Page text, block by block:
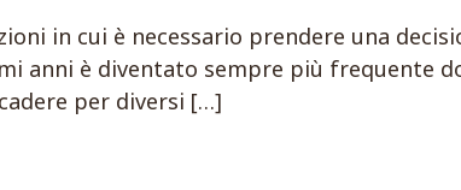
in cui è necessario prendere una
anni è diventato sempre più frequente
per diversi […]